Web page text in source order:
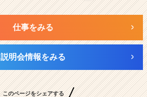
仕事をみる
説明会情報をみる
このページをシェアする